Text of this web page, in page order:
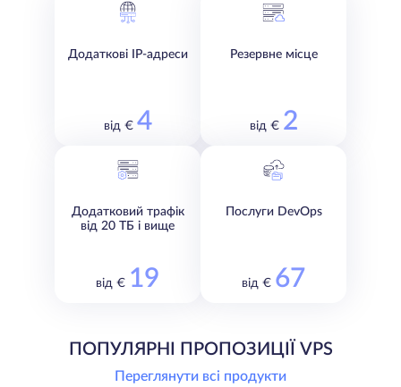
Додаткові IP-адреси
від € 4
Резервне місце
від € 2
Додатковий трафік
від 20 ТБ і вище
від € 19
Послуги DevOps
від € 67
ПОПУЛЯРНІ ПРОПОЗИЦІЇ VPS
Переглянути всі продукти